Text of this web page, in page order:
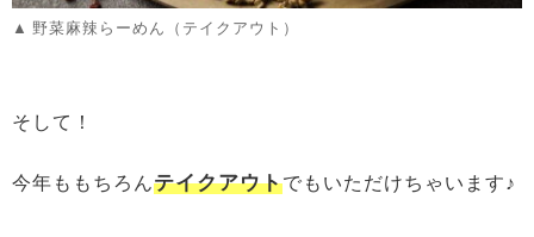
野菜麻辣らーめん（テイクアウト）
そして！
今年ももちろんテイクアウトでもいただけちゃいます♪